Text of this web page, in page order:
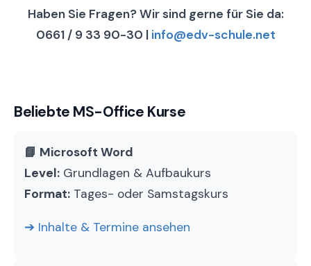
Haben Sie Fragen? Wir sind gerne für Sie da:
0661 / 9 33 90-30 | info@edv-schule.net
Beliebte MS-Office Kurse
📘 Microsoft Word
Level: Grundlagen & Aufbaukurs
Format: Tages- oder Samstagskurs
➔ Inhalte & Termine ansehen